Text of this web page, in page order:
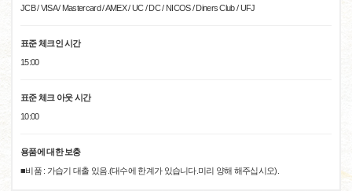
JCB / VISA / Mastercard / AMEX / UC / DC / NICOS / Diners Club / UFJ
표준 체크인 시간
15:00
표준 체크 아웃 시간
10:00
용품에 대한 보충
■비품 : 가습기 대출 있음.(대수에 한계가 있습니다.미리 양해 해주십시오).